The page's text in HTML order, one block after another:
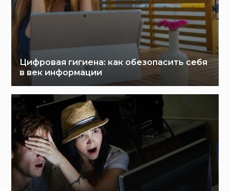
Цифровая гигиена: как обезопасить себя
в век информации